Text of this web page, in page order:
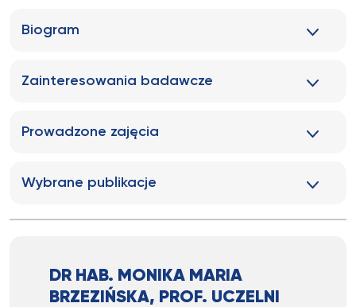
Biogram
Zainteresowania badawcze
Prowadzone zajęcia
Wybrane publikacje
DR HAB. MONIKA MARIA
BRZEZIŃSKA, PROF. UCZELNI